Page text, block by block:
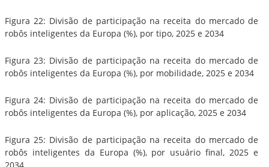
Figura 22: Divisão de participação na receita do mercado de
robôs inteligentes da Europa (%), por tipo, 2025 e 2034
Figura 23: Divisão de participação na receita do mercado de
robôs inteligentes da Europa (%), por mobilidade, 2025 e 2034
Figura 24: Divisão de participação na receita do mercado de
robôs inteligentes da Europa (%), por aplicação, 2025 e 2034
Figura 25: Divisão de participação na receita do mercado de
robôs inteligentes da Europa (%), por usuário final, 2025 e